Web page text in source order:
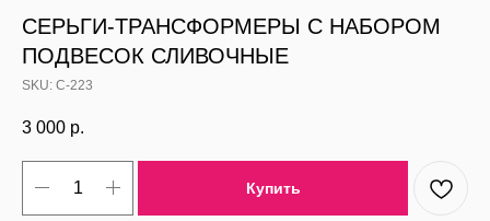
СЕРЬГИ-ТРАНСФОРМЕРЫ С НАБОРОМ
ПОДВЕСОК СЛИВОЧНЫЕ
SKU: С-223
3 000 р.
Купить